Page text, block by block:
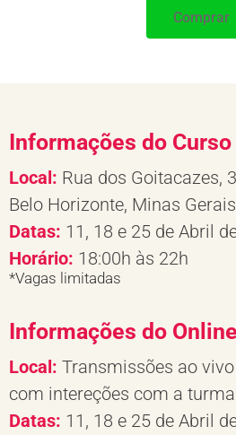
Comprar
Informações do
Local: Rua dos Goitacazes,
Belo Horizonte, Minas
Datas: 11, 18 e 25 de Abril
Horário: 18:00h às 22h
*Vagas limitadas
Informações do
Local: Transmissões ao
com intereções com a
Datas: 11, 18 e 25 de Abril